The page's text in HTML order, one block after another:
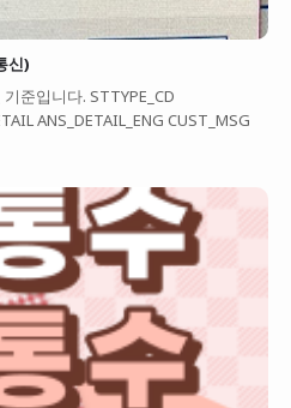
신)
준입니다. STTYPE_CD
ANS_DETAIL_ENG CUST_MSG